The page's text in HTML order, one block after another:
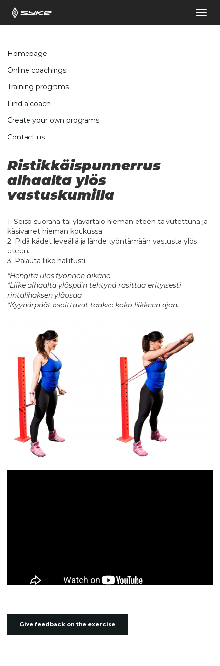
Homepage
Online coachings
Training programs
Find a coach
Create your own programs
Contact us
Ristikkäispunnerrus
alhaalta ylös
vastuskumilla
1. Seiso suorana tai ylävartalo hieman eteen taivutettuna ja
käsivarret hieman koukussa.
2. Pidä kädet leveällä ja lähde työntämään vastusta ylös
eteen.
3. Palauta liike hallitusti.
*Hengitä ulos työnnön aikana
*Liike alhaalta ylöspäin tehtynä rasittaa erityisesti
rintalihaksen yläosaa.
*Kyynärpäät osoittavat taakse koko liikkeen ajan.
Give feedback on the exercise